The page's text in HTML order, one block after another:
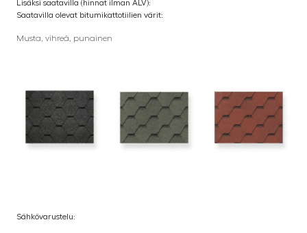
Lisäksi saatavilla (hinnat ilman ALV):
Saatavilla olevat bitumikattotiilien värit:
Musta, vihreä, punainen
Sähkövarustelu: